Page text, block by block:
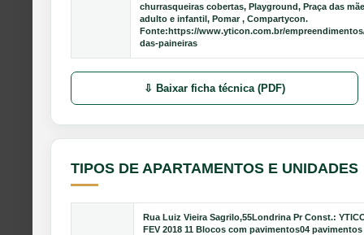
churrasqueiras cobertas, Playground, Praça das
adulto e infantil, Pomar , Compartycon.
Fonte:https://www.yticon.com.br/
das-paineiras
⇩ Baixar ficha técnica (PDF)
TIPOS DE APARTAMENTOS E UNIDADES
Rua Luiz Vieira Sagrilo,55Londrina Pr Const.:
FEV 2018 11 Blocos com pavimentos04